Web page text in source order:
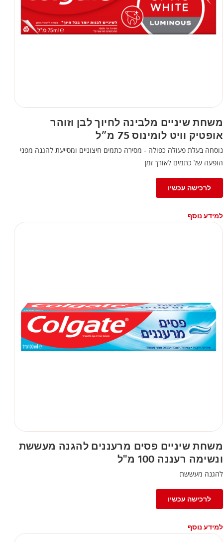
משחת שיניים מלבינה לחיוך לבן וזוהר
אופטיק וויט לומינוס 75 מ״ל
נוסחה בעלת פעולה כפולה - מסירה כתמים חיצוניים ומסייעת להגנה מפני
הופעה של כתמים לאורך זמן
לרכישה עכשיו
למידע נוסף
משחת שיניים פסים מרעננים להגנה מעששת
ונשימה רעננה 100 מ"ל
להגנה מעששת
לרכישה עכשיו
למידע נוסף